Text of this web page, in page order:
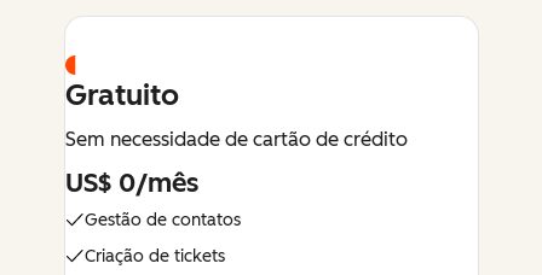
Gratuito
Sem necessidade de cartão de crédito
US$ 0/mês
Gestão de contatos
Criação de tickets